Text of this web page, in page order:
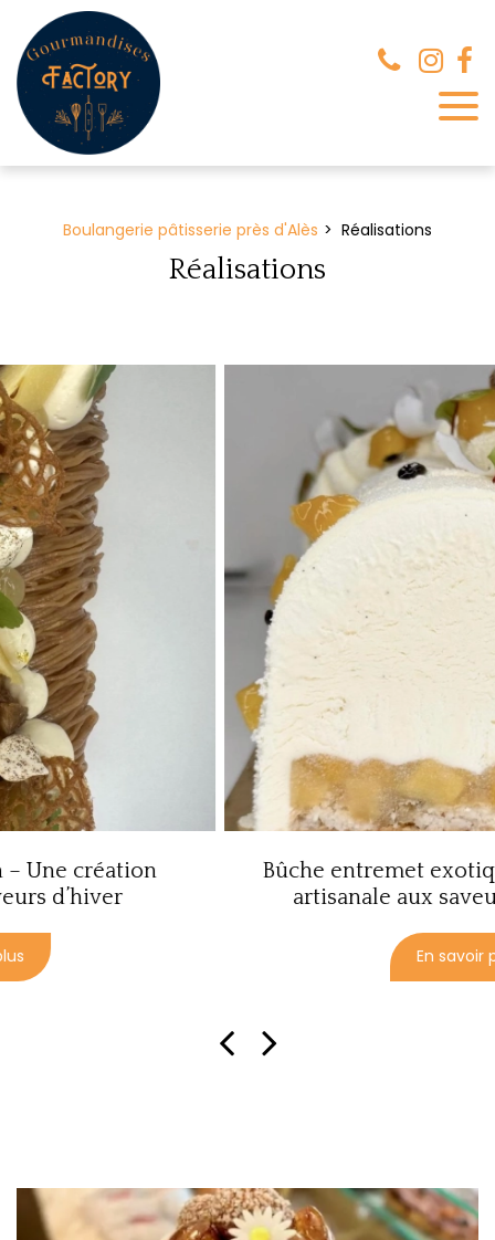
Boulangerie pâtisserie près d'Alès Réalisations
Réalisations
Bûche entremet exotique – Une
artisanale aux saveurs ensoleillées
Panneau de gestion des cookies